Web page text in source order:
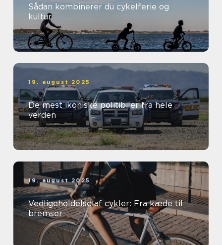
Sådan kombinerer du cykelferie og
kultur
19. august 2025
De mest ikoniske politibiler fra hele
verden
19. august 2025
Vedligeholdelse af cykler: Fra kæde til
bremser